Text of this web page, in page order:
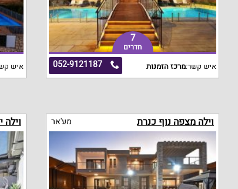
7
חדרים
052-9121187 איש קשר:מרכז הזמנות איש
וילה מצפה נוף כנרת מע'אר וילה